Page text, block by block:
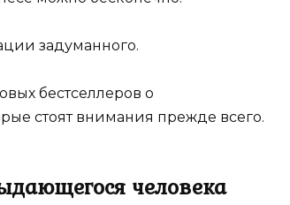
задуманного.
бестселлеров о
стоят внимания прежде всего.
человека